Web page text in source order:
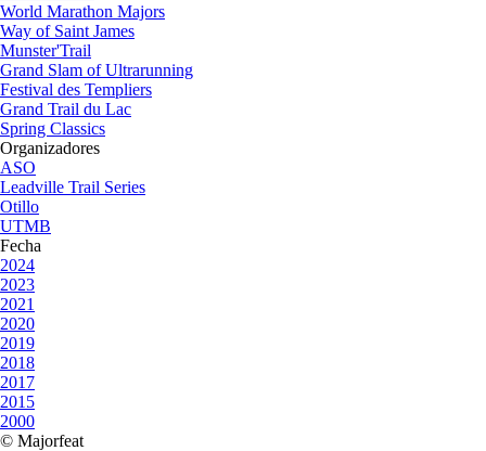
World Marathon Majors
Way of Saint James
Munster'Trail
Grand Slam of Ultrarunning
Festival des Templiers
Grand Trail du Lac
Spring Classics
Organizadores
ASO
Leadville Trail Series
Otillo
UTMB
Fecha
2024
2023
2021
2020
2019
2018
2017
2015
2000
© Majorfeat